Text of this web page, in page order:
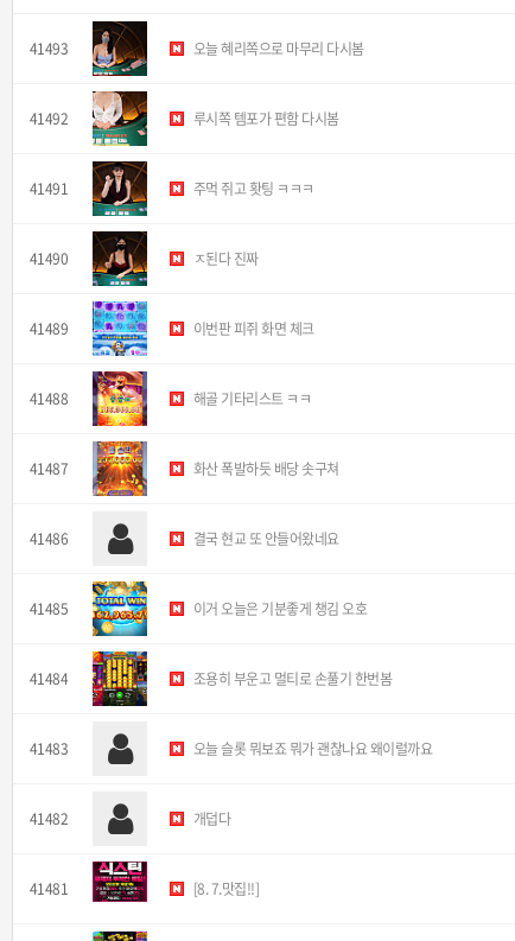
41493 오늘 혜리쪽으로 마무리 다시봄
41492 루시쪽 템포가 편함 다시봄
41491 주먹 쥐고 홧팅 ㅋㅋㅋ
41490 ㅈ된다 진짜
41489 이번판 피쥐 화면 체크
41488 해골 기타리스트 ㅋㅋ
41487 화산 폭발하듯 배당 솟구쳐
41486 결국 현교 또 안들어왔네요
41485 이거 오늘은 기분좋게 챙김 오호
41484 조용히 부운고 멀티로 손풀기 한번봄
41483 오늘 슬롯 뭐보죠 뭐가 괜찮나요 왜이럴까요
41482 개덥다
41481 [8. 7.맛집!!]